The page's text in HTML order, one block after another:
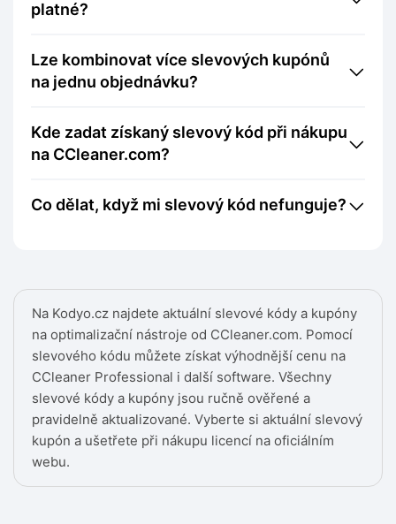
Na Kodyo.cz najdete aktuální slevové kódy a kupóny
na optimalizační nástroje od CCleaner.com. Pomocí
slevového kódu můžete získat výhodnější cenu na
CCleaner Professional i další software. Všechny
slevové kódy a kupóny jsou ručně ověřené a
pravidelně aktualizované. Vyberte si aktuální slevový
kupón a ušetřete při nákupu licencí na oficiálním
webu.
platné?
Lze kombinovat více slevových kupónů
na jednu objednávku?
Kde zadat získaný slevový kód při nákupu
na CCleaner.com?
Co dělat, když mi slevový kód nefunguje?